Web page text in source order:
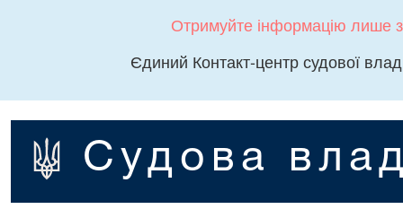
Отримуйте інформацію лише
Єдиний Контакт-центр судової
Судова